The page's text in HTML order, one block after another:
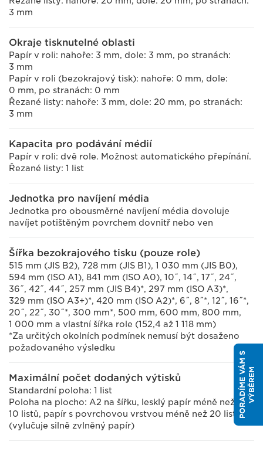
3 mm
Okraje tisknutelné oblasti
Papír v roli: nahoře: 3 mm, dole: 3 mm, po stranách:
3 mm
Papír v roli (bezokrajový tisk): nahoře: 0 mm, dole:
0 mm, po stranách: 0 mm
Řezané listy: nahoře: 3 mm, dole: 20 mm, po stranách:
3 mm
Kapacita pro podávání médií
Papír v roli: dvě role. Možnost automatického přepínání.
Řezané listy: 1 list
Jednotka pro navíjení média
Jednotka pro obousměrné navíjení média dovoluje
navíjet potištěným povrchem dovnitř nebo ven
Šířka bezokrajového tisku (pouze role)
515 mm (JIS B2), 728 mm (JIS B1), 1 030 mm (JIS B0),
594 mm (ISO A1), 841 mm (ISO A0), 10˝, 14˝, 17˝, 24˝,
36˝, 42˝, 44˝, 257 mm (JIS B4)*, 297 mm (ISO A3)*,
329 mm (ISO A3+)*, 420 mm (ISO A2)*, 6˝, 8˝*, 12˝, 16˝*,
20˝, 22˝, 30˝*, 300 mm*, 500 mm, 600 mm, 800 mm,
1 000 mm a vlastní šířka role (152,4 až 1 118 mm)
*Za určitých okolních podmínek nemusí být dosaženo
požadovaného výsledku
Maximální počet dodaných výtisků
Standardní poloha: 1 list
Poloha na plocho: A2 na šířku, lesklý papír méně než
10 listů, papír s povrchovou vrstvou méně než 20 listů
(vylučuje silně zvlněný papír)
P
O
R
A
D
Í
M
E
V
Á
M
S
V
Ý
B
Ě
R
EM